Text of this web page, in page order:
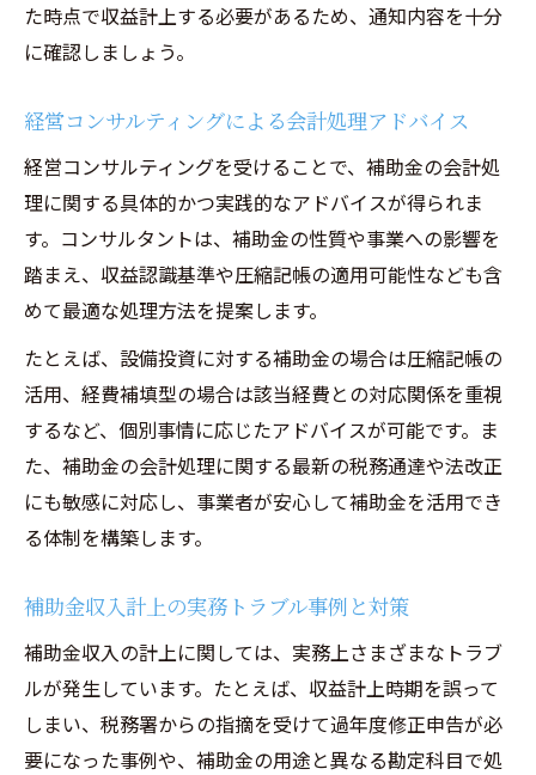
た時点で収益計上する必要があるため、通知内容を十分
に確認しましょう。
経営コンサルティングによる会計処理アドバイス
経営コンサルティングを受けることで、補助金の会計処
理に関する具体的かつ実践的なアドバイスが得られま
す。コンサルタントは、補助金の性質や事業への影響を
踏まえ、収益認識基準や圧縮記帳の適用可能性なども含
めて最適な処理方法を提案します。
たとえば、設備投資に対する補助金の場合は圧縮記帳の
活用、経費補填型の場合は該当経費との対応関係を重視
するなど、個別事情に応じたアドバイスが可能です。ま
た、補助金の会計処理に関する最新の税務通達や法改正
にも敏感に対応し、事業者が安心して補助金を活用でき
る体制を構築します。
補助金収入計上の実務トラブル事例と対策
補助金収入の計上に関しては、実務上さまざまなトラブ
ルが発生しています。たとえば、収益計上時期を誤って
しまい、税務署からの指摘を受けて過年度修正申告が必
要になった事例や、補助金の用途と異なる勘定科目で処